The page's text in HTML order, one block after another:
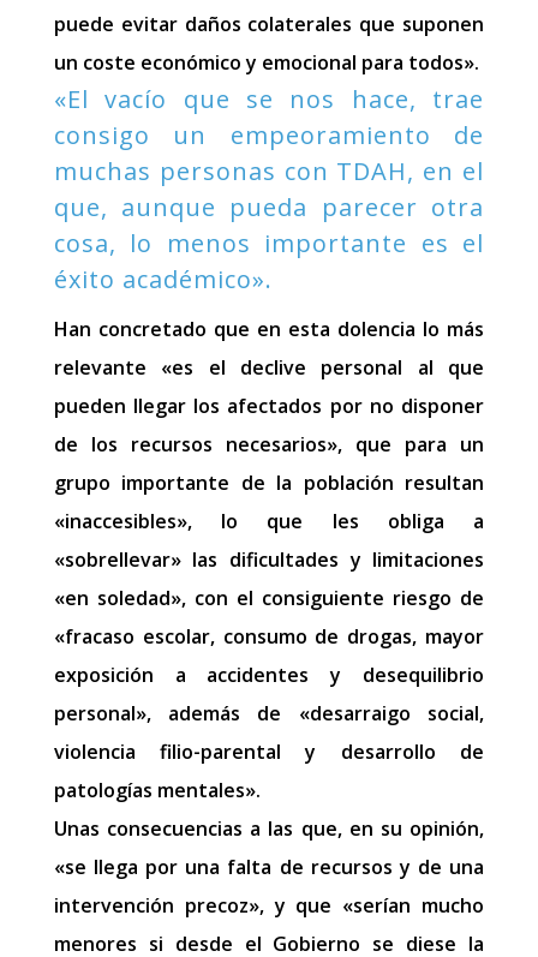
puede evitar daños colaterales que suponen
un coste económico y emocional para todos».
«El vacío que se nos hace, trae
consigo un empeoramiento de
muchas personas con TDAH, en el
que, aunque pueda parecer otra
cosa, lo menos importante es el
éxito académico».
Han concretado que en esta dolencia lo más
relevante «es el declive personal al que
pueden llegar los afectados por no disponer
de los recursos necesarios», que para un
grupo importante de la población resultan
«inaccesibles», lo que les obliga a
«sobrellevar» las dificultades y limitaciones
«en soledad», con el consiguiente riesgo de
«fracaso escolar, consumo de drogas, mayor
exposición a accidentes y desequilibrio
personal», además de «desarraigo social,
violencia filio-parental y desarrollo de
patologías mentales».
Unas consecuencias a las que, en su opinión,
«se llega por una falta de recursos y de una
intervención precoz», y que «serían mucho
menores si desde el Gobierno se diese la